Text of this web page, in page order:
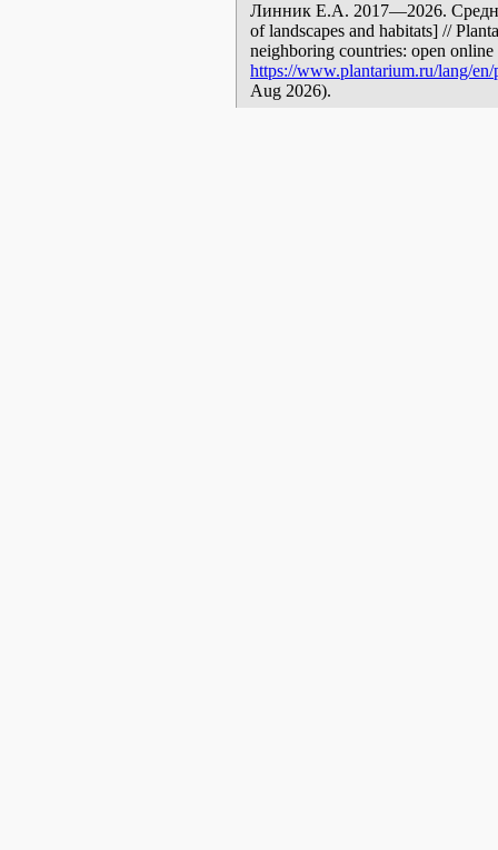
Линник Е.А. 2017—2026.
of landscapes and habitats] //
neighboring countries: open
https://www.plantarium.ru/lang/
Aug 2026).